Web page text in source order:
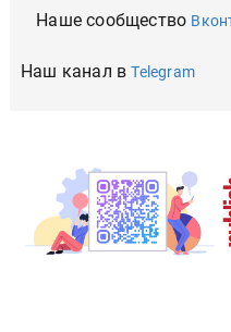
Наше сообщество
Наш канал вTelegram